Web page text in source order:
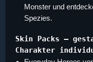
Monster und
Spezies.
Skin Packs –
Charakter